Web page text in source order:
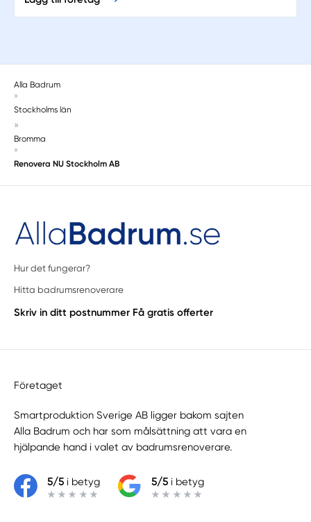
Alla Badrum
»
Stockholms län
»
Bromma
»
Renovera NU Stockholm AB
Hur det fungerar?
Hitta badrumsrenoverare
Skriv in ditt postnummer Få gratis offerter
Företaget
Smartproduktion Sverige AB ligger bakom sajten
Alla Badrum och har som målsättning att vara en
hjälpande hand i valet av badrumsrenoverare.
5/5i betyg 5/5i betyg